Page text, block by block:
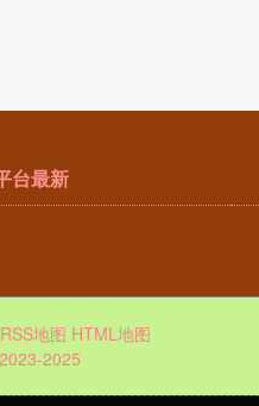
台最新
RSS地图 HTML地图
2025